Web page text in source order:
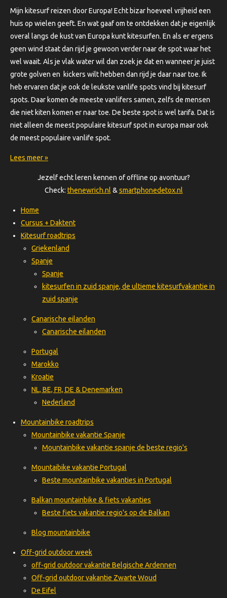
Mijn kitesurf reizen door Europa! Echt bizar hoeveel vrijheid een
huis op wielen geeft. En wat gaaf om te ontdekken dat je eigenlijk
overal langs de kust van Europa kunt kitesurfen. En als er ergens
geen wind staat dan rijd je gewoon verder naar de spot waar het
wel waait. Als je vlak water wil dan zoek je dat en wanneer je juist
grote golven en kickers wilt hebben dan rijd je daar naar toe. Ik
heb ervaren dat je ook de leukste vanlife spots vind bij kitesurf
spots. Daar komen de meeste vanlifers samen, zelfs de mensen
die niet kiten komen er naar toe. De beste spot is wel tarifa. Dat is
niet alleen de meest populaire kitesurf spot in europa maar ook
de meest populaire vanlife spot.
Lees meer »
Jezelf echt leren kennen of offline op avontuur?
Check: thenewrich.nl &smartphonedetox.nl
Home
Cursus + Daktent
Kitesurf roadtrips
Griekenland
Spanje
Spanje
kitesurfen in zuid spanje, de ultieme kitesurfvakantie in
zuid spanje
Canarische eilanden
Canarische eilanden
Portugal
Marokko
Kroatie
NL, BE, FR, DE & Denemarken
Nederland
Mountainbike roadtrips
Mountainbike vakantie Spanje
Mountainbike vakantie spanje de beste regio's
Mountaibike vakantie Portugal
Beste mountainbike vakanties in Portugal
Balkan mountainbike & fiets vakanties
Beste fiets vakantie regio's op de Balkan
Blog mountainbike
Off-grid outdoor week
off-grid outdoor vakantie Belgische Ardennen
Off-grid outdoor vakantie Zwarte Woud
De Eifel